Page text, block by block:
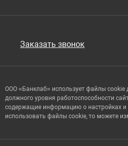
Заказать звонок
ООО «Банклаб» использует файлы cookie
должного уровня работоспособности
содержащие информацию о настройках и
использовать файлы cookie, то можете